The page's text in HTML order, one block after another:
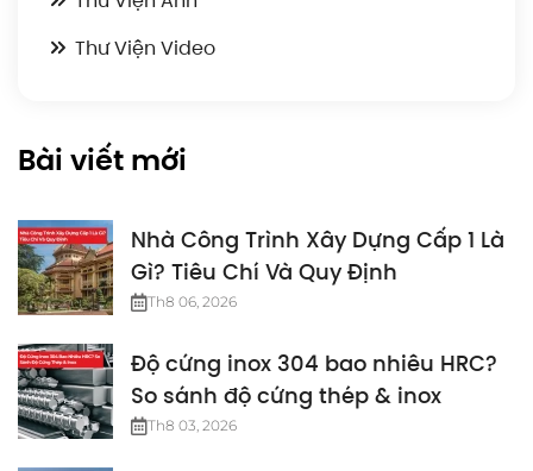
Thư Viện Video
Bài viết mới
Nhà Công Trình Xây Dựng Cấp 1 Là
Gì? Tiêu Chí Và Quy Định
Th8 06, 2026
Độ cứng inox 304 bao nhiêu HRC?
So sánh độ cứng thép & inox
Th8 03, 2026